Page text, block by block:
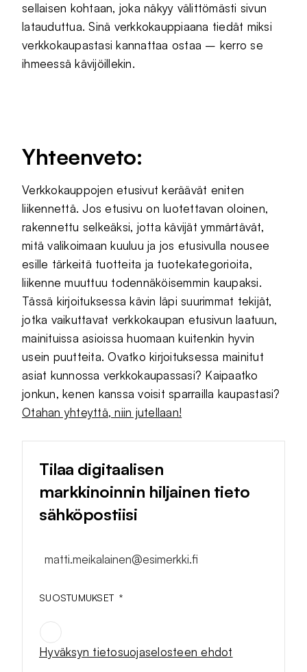
sellaisen kohtaan, joka näkyy välittömästi sivun
latauduttua. Sinä verkkokauppiaana tiedät miksi
verkkokaupastasi kannattaa ostaa – kerro se
ihmeessä kävijöillekin.
Yhteenveto:
Verkkokauppojen etusivut keräävät eniten
liikennettä. Jos etusivu on luotettavan oloinen,
rakennettu selkeäksi, jotta kävijät ymmärtävät,
mitä valikoimaan kuuluu ja jos etusivulla nousee
esille tärkeitä tuotteita ja tuotekategorioita,
liikenne muuttuu todennäköisemmin kaupaksi.
Tässä kirjoituksessa kävin läpi suurimmat tekijät,
jotka vaikuttavat verkkokaupan etusivun laatuun,
mainituissa asioissa huomaan kuitenkin hyvin
usein puutteita. Ovatko kirjoituksessa mainitut
asiat kunnossa verkkokaupassasi? Kaipaatko
jonkun, kenen kanssa voisit sparrailla kaupastasi?
Otahan yhteyttä, niin jutellaan!
Tilaa digitaalisen
markkinoinnin hiljainen tieto
sähköpostiisi
SUOSTUMUKSET *
Hyväksyn tietosuojaselosteen ehdot